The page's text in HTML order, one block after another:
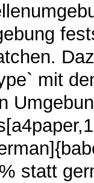
mit
statt